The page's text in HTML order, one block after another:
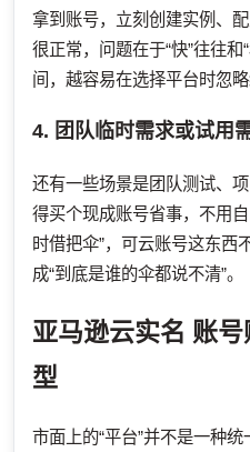
拿到账号，立刻创建实例、
很正常，问题在于“快”往往
间，越容易在选择平台时忽略
4. 团队临时需求或试用
还有一些场景是团队测试、
得买个现成账号省事，不用
时借把伞”，可云账号这东西
成“到底是谁的伞都说不清”。
亚马逊云实名 账
型
市面上的“平台”并不是一种